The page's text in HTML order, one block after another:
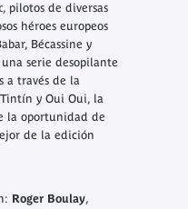
pilotos de diversas
héroes europeos
Bécassine y
serie desopilante
a través de la
y Oui Oui, la
la oportunidad de
de la edición
Roger Boulay,